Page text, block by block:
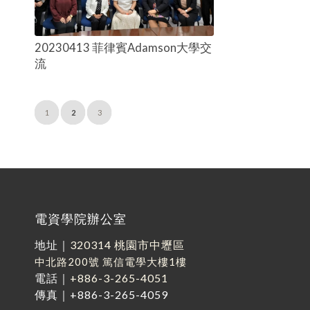
20230413 菲律賓Adamson大學交
流
1 2 3
電資學院辦公室
地址｜ 320314 桃園市中壢區
中北路200號 篤信電學大樓1樓
電話｜ +886-3-265-4051
傳真｜+886-3-265-4059